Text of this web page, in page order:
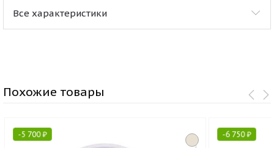
Все характеристики
Похожие товары
-5 700₽ -6 750₽